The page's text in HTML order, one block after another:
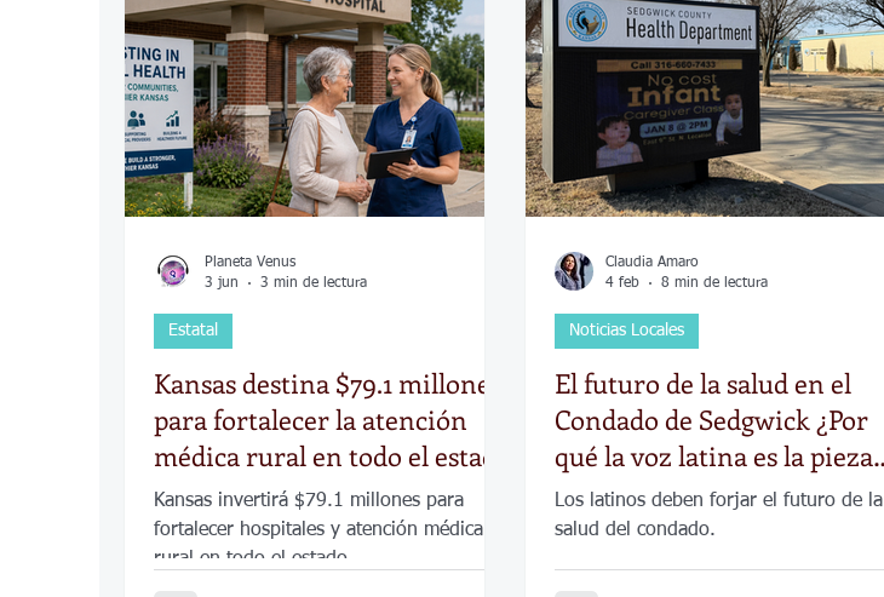
Kansas destina $79.1 millones
para fortalecer la atención
médica rural en todo el estado
Kansas invertirá $79.1 millones para
fortalecer hospitales y atención médica
rural en todo el estado.
Estatal
Planeta Venus
3 jun
3 min de lectura
El futuro de la salud en el
Condado de Sedgwick ¿Por
qué la voz latina es la pieza
faltante en el rompecabezas?
Los latinos deben forjar el futuro de la
salud del condado.
Noticias Locales
Claudia Amaro
4 feb
8 min de lectura